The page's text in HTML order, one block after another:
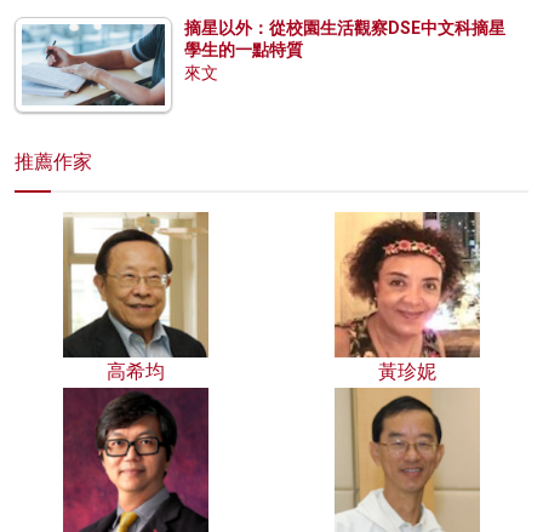
摘星以外：從校園生活觀察DSE中文科摘星
學生的一點特質
來文
推薦作家
高希均 黃珍妮